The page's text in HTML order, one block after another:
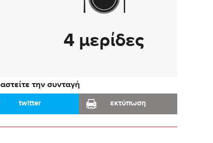
4 μερίδες
την συνταγή
twitter εκτύπωση